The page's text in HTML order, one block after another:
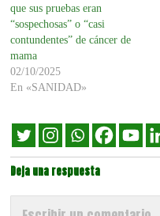
que sus pruebas eran
“sospechosas” o “casi
contundentes” de cáncer de
mama
02/10/2025
En «SANIDAD»
Deja una respuesta